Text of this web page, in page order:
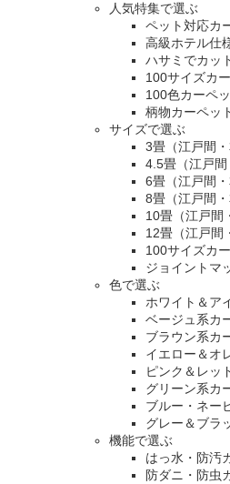
人気特集で選ぶ
ペット対応カ
高級ホテル仕
ハサミでカッ
100サイズカ
100色カーペ
柄物カーペッ
サイズで選ぶ
3畳（江戸間
4.5畳（江戸間
6畳（江戸間
8畳（江戸間
10畳（江戸間
12畳（江戸間
100サイズカ
ジョイントマ
色で選ぶ
ホワイト＆ア
ベージュ系カ
ブラウン系カ
イエロー＆オ
ピンク＆レッ
グリーン系カ
ブルー・ネー
グレー＆ブラ
機能で選ぶ
はっ水・防汚
防ダニ・防虫